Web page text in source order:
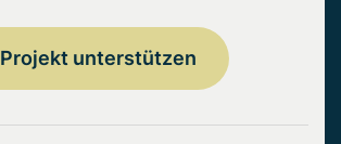
Projekt unterstützen